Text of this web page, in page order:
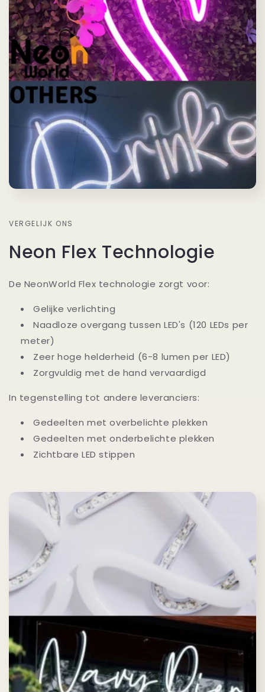
VERGELIJK ONS
Neon Flex Technologie
De NeonWorld Flex technologie zorgt voor:
Gelijke verlichting
Naadloze overgang tussen LED's (120 LEDs per
meter)
Zeer hoge helderheid (6-8 lumen per LED)
Zorgvuldig met de hand vervaardigd
In tegenstelling tot andere leveranciers:
Gedeelten met overbelichte plekken
Gedeelten met onderbelichte plekken
Zichtbare LED stippen